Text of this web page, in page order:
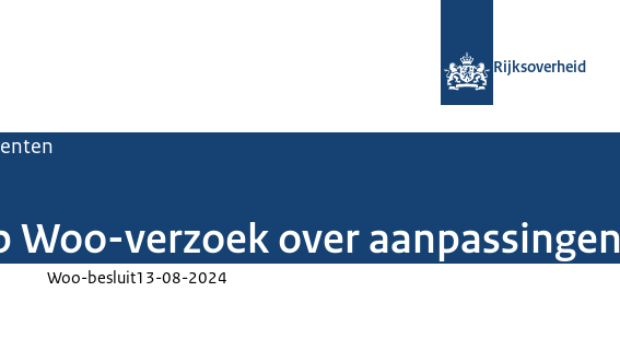
Rijksoverheid
Woo-verzoek over
Woo-besluit13-08-2024